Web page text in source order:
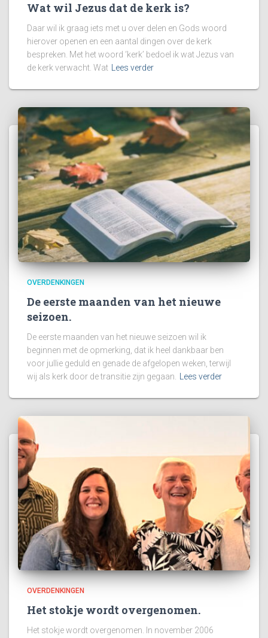
Wat wil Jezus dat de kerk is?
Daar wil ik graag iets met u over delen en Gods woord
hierover openen en een aantal dingen over de kerk
bespreken. Met het woord ‘kerk’ bedoel ik wat Jezus van
de kerk verwacht. Wat
Lees verder
OVERDENKINGEN
De eerste maanden van het nieuwe
seizoen.
De eerste maanden van het nieuwe seizoen wil ik
beginnen met de opmerking, dat ik heel dankbaar ben
voor jullie geduld en genade de afgelopen weken, terwijl
wij als kerk door de transitie zijn gegaan.
Lees verder
OVERDENKINGEN
Het stokje wordt overgenomen.
Het stokje wordt overgenomen. In november 2006